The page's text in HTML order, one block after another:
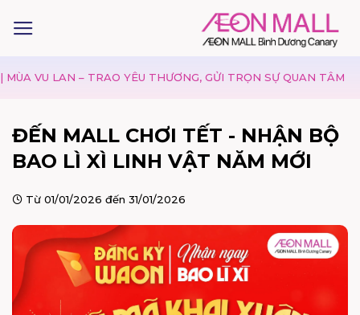
YÊU THƯƠNG, GỬI TRỌN SỰ QUAN TÂM DANH SÁCH
ĐẾN MALL CHƠI TẾT - NHẬN BỘ
BAO LÌ XÌ LINH VẬT NĂM MỚI
Từ 01/01/2026 đến 31/01/2026